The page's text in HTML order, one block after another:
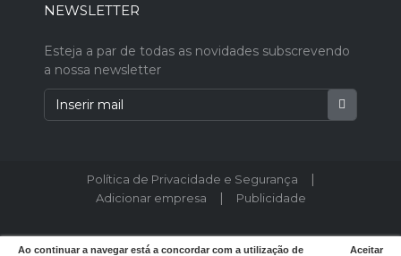
NEWSLETTER
Esteja a par de todas as novidades subscrevendo
a nossa newsletter
Política de Privacidade e Segurança |
Adicionar empresa | Publicidade
© 2026 Postodeturismo.pt - Todos os direitos reservados. Designed by
Ao continuar a navegar está a concordar com a utilização de Aceitar